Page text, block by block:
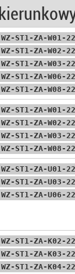
WZ-ST1-ZA-W01-
WZ-ST1-ZA-W02-
WZ-ST1-ZA-W03-
WZ-ST1-ZA-W06-
WZ-ST1-ZA-W08-
WZ-ST1-ZA-W01-
WZ-ST1-ZA-W02-
WZ-ST1-ZA-W03-
WZ-ST1-ZA-W08-
WZ-ST1-ZA-U01-
WZ-ST1-ZA-U03-
WZ-ST1-ZA-U06-
WZ-ST1-ZA-K02-
WZ-ST1-ZA-K03-
WZ-ST1-ZA-K04-